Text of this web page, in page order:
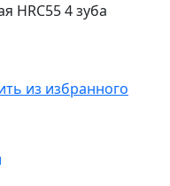
HRC55 4 зуба
из избранного